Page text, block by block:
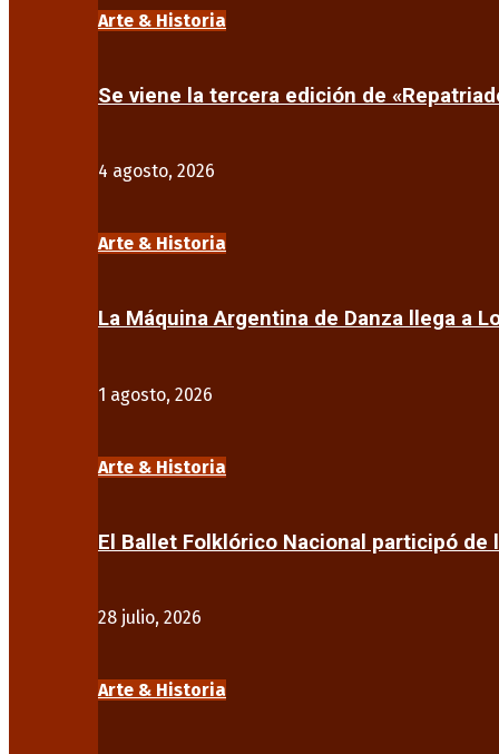
Arte & Historia
Se viene la tercera edición de
4 agosto, 2026
Arte & Historia
La Máquina Argentina de Danza llega a
1 agosto, 2026
Arte & Historia
El Ballet Folklórico Nacional participó de
28 julio, 2026
Arte & Historia